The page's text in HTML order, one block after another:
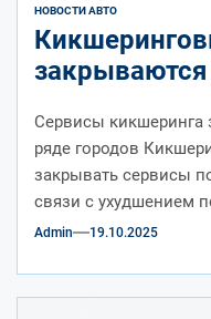
НОВОСТИ АВТО
закрываются
Сервисы кикшеринга
ряде городов
закрывать сервисы
связи с ухудшением
Admin 19.10.2025